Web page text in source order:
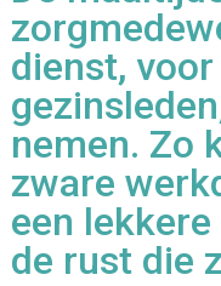
dienst,
nemen. Zo
zware
een
de rust die